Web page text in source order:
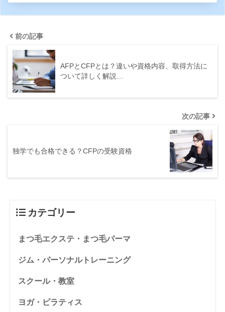
前の記事
AFPとCFPとは？違いや資格内容、取得方法に
ついて詳しく解説…
次の記事
独学でも合格できる？CFPの受験資格
カテゴリー
まつ毛エクステ・まつ毛パーマ
ジム・パーソナルトレーニング
スクール・教室
ヨガ・ピラティス